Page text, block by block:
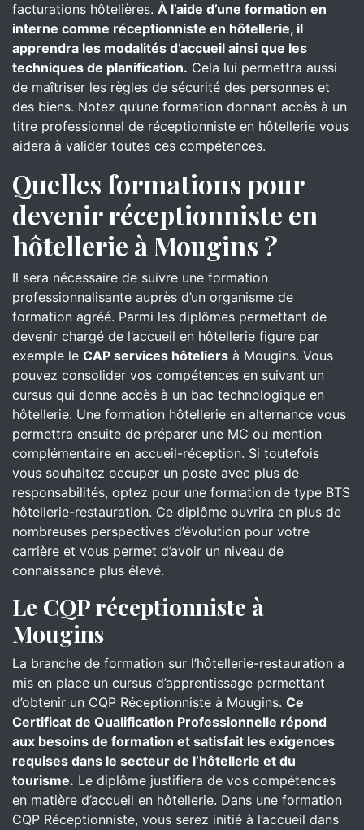
facturations hôtelières. À l’aide d’une formation en
interne comme réceptionniste en hôtellerie, il
apprendra les modalités d’accueil ainsi que les
techniques de planification. Cela lui permettra aussi
de maîtriser les règles de sécurité des personnes et
des biens. Notez qu’une formation donnant accès à un
titre professionnel de réceptionniste en hôtellerie vous
aidera à valider toutes ces compétences.
Quelles formations pour
devenir réceptionniste en
hôtellerie à Mougins ?
Il sera nécessaire de suivre une formation
professionnalisante auprès d’un organisme de
formation agréé. Parmi les diplômes permettant de
devenir chargé de l’accueil en hôtellerie figure par
exemple le CAP services hôteliers à Mougins. Vous
pouvez consolider vos compétences en suivant un
cursus qui donne accès à un bac technologique en
hôtellerie. Une formation hôtellerie en alternance vous
permettra ensuite de préparer une MC ou mention
complémentaire en accueil-réception. Si toutefois
vous souhaitez occuper un poste avec plus de
responsabilités, optez pour une formation de type BTS
hôtellerie-restauration. Ce diplôme ouvrira en plus de
nombreuses perspectives d’évolution pour votre
carrière et vous permet d’avoir un niveau de
connaissance plus élevé.
Le CQP réceptionniste à
Mougins
La branche de formation sur l’hôtellerie-restauration a
mis en place un cursus d’apprentissage permettant
d’obtenir un CQP Réceptionniste à Mougins. Ce
Certificat de Qualification Professionnelle répond
aux besoins de formation et satisfait les exigences
requises dans le secteur de l’hôtellerie et du
tourisme. Le diplôme justifiera de vos compétences
en matière d’accueil en hôtellerie. Dans une formation
CQP Réceptionniste, vous serez initié à l’accueil dans